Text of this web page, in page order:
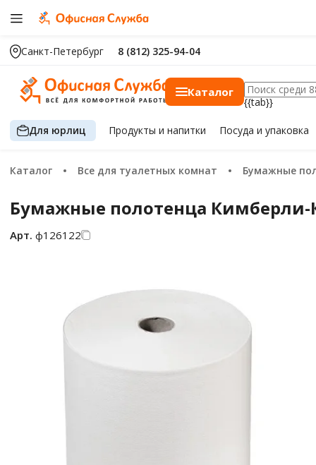
Санкт-Петербург 8 (812) 325-94-04
Каталог
{{tab}}
Для юрлиц Продуктыи напитки Посуда и упаковка
Каталог Все для туалетных комнат Бумажные
Бумажные полотенца Кимберли-
Арт. ф126122